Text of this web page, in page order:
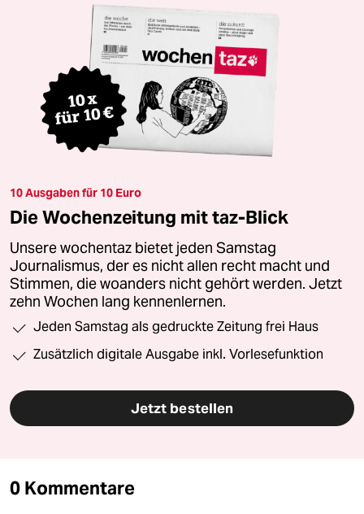
10 Ausgaben für 10 Euro
Die Wochenzeitung mit taz-Blick
Unsere wochentaz bietet jeden Samstag
Journalismus, der es nicht allen recht macht und
Stimmen, die woanders nicht gehört werden. Jetzt
zehn Wochen lang kennenlernen.
Jeden Samstag als gedruckte Zeitung frei Haus
Zusätzlich digitale Ausgabe inkl. Vorlesefunktion
Jetzt bestellen
0 Kommentare